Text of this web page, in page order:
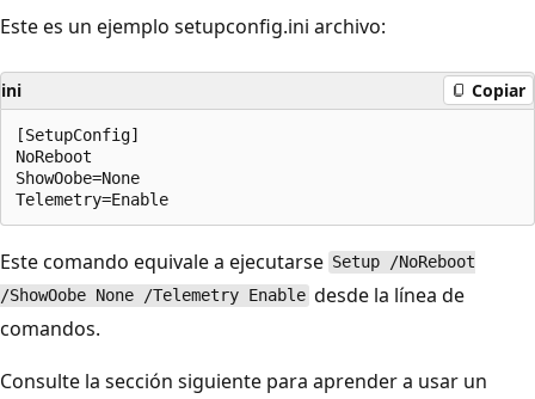
Este es un ejemplo setupconfig.ini archivo:
ini Copiar
[SetupConfig]
NoReboot
ShowOobe=None
Este comando equivale a ejecutarse Setup /NoReboot
/ShowOobe None /Telemetry Enable desde la línea de
comandos.
Consulte la sección siguiente para aprender a usar un